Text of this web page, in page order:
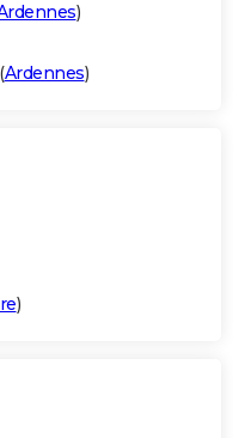
)
(Ardennes)
)